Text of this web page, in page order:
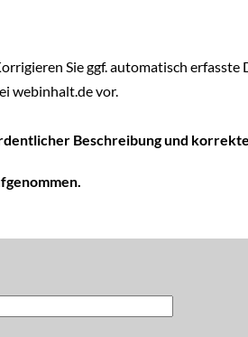
Sie ggf. automatisch erfasste
webinhalt.de vor.
Beschreibung und